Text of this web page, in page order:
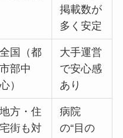
掲載数が
多く安定
全国（都
市部中
心）
大手運営
で安心感
あり
地方・住
宅街も対
病院
の“目の